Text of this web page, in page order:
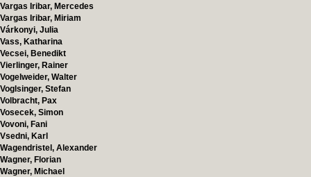
Vargas Iribar, Mercedes
Vargas Iribar, Miriam
Várkonyi, Julia
Vass, Katharina
Vecsei, Benedikt
Vierlinger, Rainer
Vogelweider, Walter
Voglsinger, Stefan
Volbracht, Pax
Vosecek, Simon
Vovoni, Fani
Vsedni, Karl
Wagendristel, Alexander
Wagner, Florian
Wagner, Michael